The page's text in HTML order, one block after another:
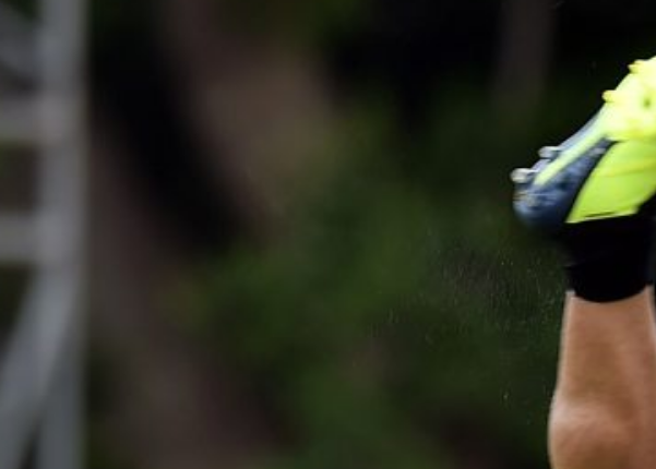
speranza
28 Maggio 2026
Futuro
“Serve un
27 Maggio 2026